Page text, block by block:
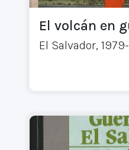
El volcán en
El Salvador,